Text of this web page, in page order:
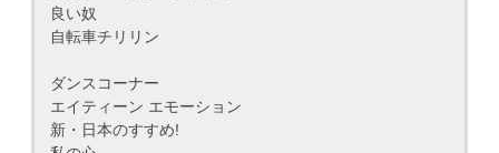
良い奴
自転車チリリン
ダンスコーナー
エイティーン エモーション
新・日本のすすめ!